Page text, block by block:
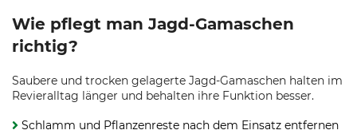
Wie pflegt man Jagd-Gamaschen
richtig?
Saubere und trocken gelagerte Jagd-Gamaschen halten im
Revieralltag länger und behalten ihre Funktion besser.
Schlamm und Pflanzenreste nach dem Einsatz entfernen